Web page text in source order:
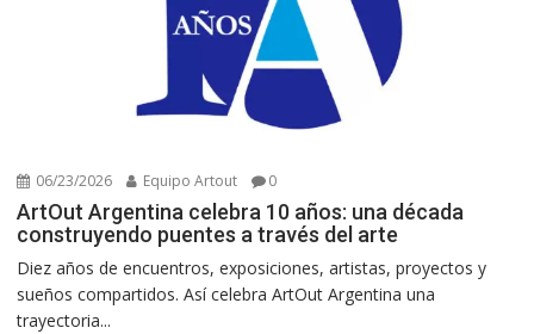
06/23/2026 Equipo Artout 0
ArtOut Argentina celebra 10 años: una década
construyendo puentes a través del arte
Diez años de encuentros, exposiciones, artistas, proyectos y
sueños compartidos. Así celebra ArtOut Argentina una
trayectoria...